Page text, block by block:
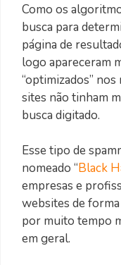
Como os
busca para
página de
logo apareceram
“optimizados”
sites não tinham
busca digitado.
Esse tipo de
nomeado “Black
empresas e
websites de
por muito tempo
em geral.